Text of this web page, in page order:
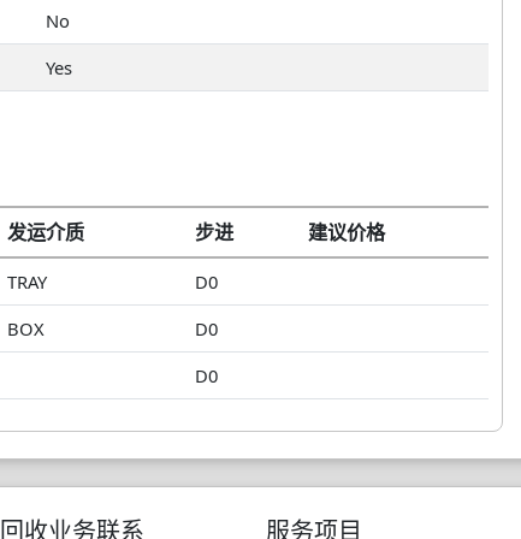
No
Yes
发运介质 步进 建议价格
TRAY
D0
BOX
D0
D0
回收业务联系 服务项目